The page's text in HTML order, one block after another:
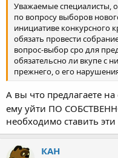
Уважаемые специалисты,
по вопросу выборов
инициативе конкурсного
обязать провести
вопрос-выбор сро для
обязательсно ли вкупе с
прежнего, о его
А вы что предлагаете
ему уйти ПО
необходимо ставить
КАН